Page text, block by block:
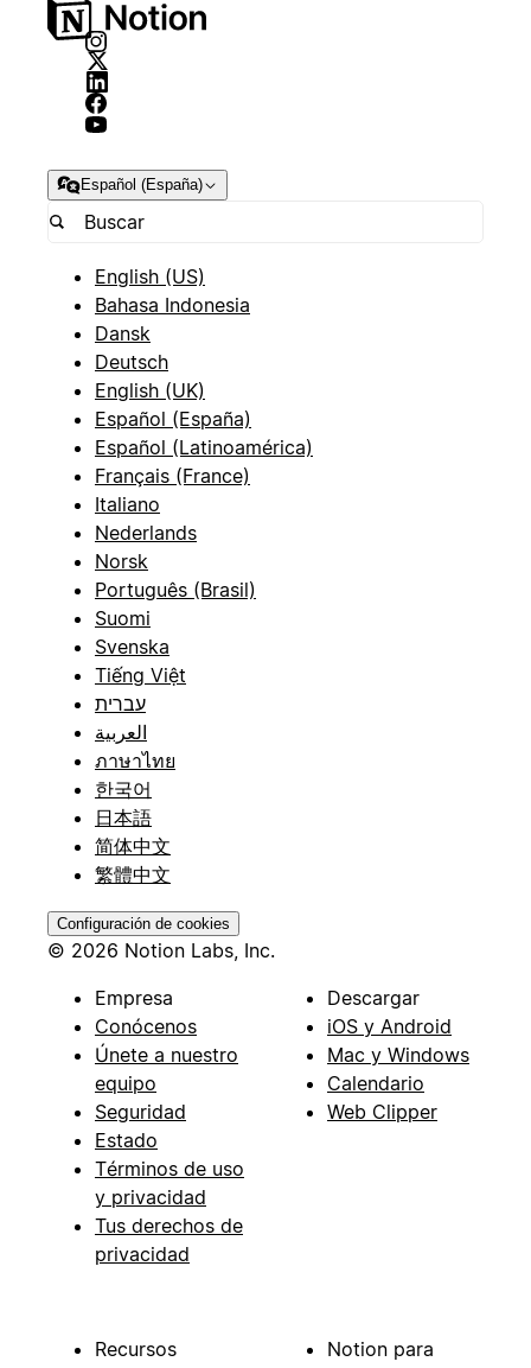
Español (España)
English (US)
Bahasa Indonesia
Dansk
Deutsch
English (UK)
Español (España)
Español (Latinoamérica)
Français (France)
Italiano
Nederlands
Norsk
Português (Brasil)
Suomi
Svenska
Tiếng Việt
עברית
العربية
ภาษาไทย
한국어
日本語
简体中文
繁體中文
Configuración de cookies
© 2026 Notion Labs, Inc.
Empresa
Conócenos
Únete a nuestro
equipo
Seguridad
Estado
Términos de uso
y privacidad
Tus derechos de
privacidad
Descargar
iOS y Android
Mac y Windows
Calendario
Web Clipper
Recursos
Notion para